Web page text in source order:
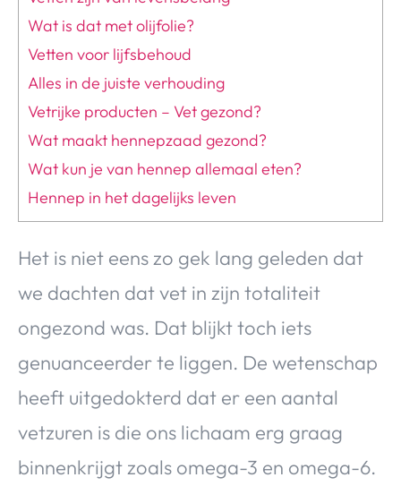
Wat is dat met olijfolie?
Vetten voor lijfsbehoud
Alles in de juiste verhouding
Vetrijke producten – Vet gezond?
Wat maakt hennepzaad gezond?
Wat kun je van hennep allemaal eten?
Hennep in het dagelijks leven
Het is niet eens zo gek lang geleden dat
we dachten dat vet in zijn totaliteit
ongezond was. Dat blijkt toch iets
genuanceerder te liggen. De wetenschap
heeft uitgedokterd dat er een aantal
vetzuren is die ons lichaam erg graag
binnenkrijgt zoals omega-3 en omega-6.